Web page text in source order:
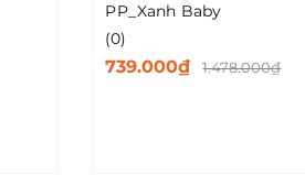
PP_Xanh Baby
(0)
739.000₫ 1.478.000₫